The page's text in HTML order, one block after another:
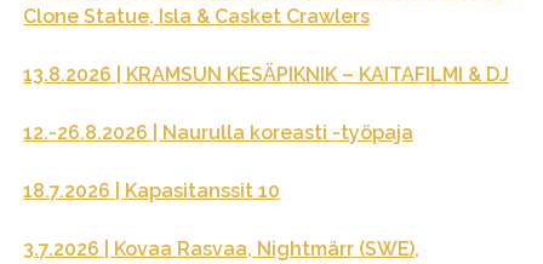
Clone Statue, Isla & Casket Crawlers
13.8.2026 | KRAMSUN KESÄPIKNIK – KAITAFILMI & DJ
12.-26.8.2026 | Naurulla koreasti -työpaja
18.7.2026 | Kapasitanssit 10
3.7.2026 | Kovaa Rasvaa, Nightmärr (SWE),